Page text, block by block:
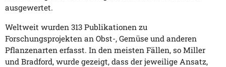
ausgewertet.
Weltweit wurden 313 Publikationen zu
Forschungsprojekten an Obst-, Gemüse und anderen
Pflanzenarten erfasst. In den meisten Fällen, so Miller
und Bradford, wurde gezeigt, dass der jeweilige Ansatz,